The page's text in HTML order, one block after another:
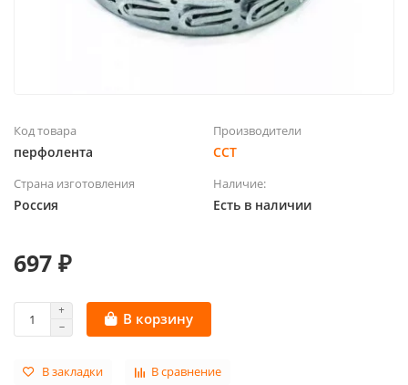
Код товара
перфолента
Производители
ССТ
Страна изготовления
Россия
Наличие:
Есть в наличии
697 ₽
В корзину
В закладки В сравнение